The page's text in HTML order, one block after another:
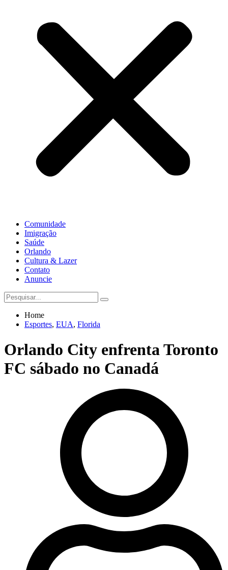
Comunidade
Imigração
Saúde
Orlando
Cultura & Lazer
Contato
Anuncie
Home
Esportes, EUA, Florida
Orlando City enfrenta Toronto
FC sábado no Canadá